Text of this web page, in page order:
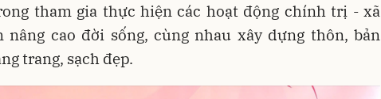
tham gia thực hiện các hoạt động chính trị - xã
nâng cao đời sống, cùng nhau xây dựng thôn, bản
trang, sạch đẹp.